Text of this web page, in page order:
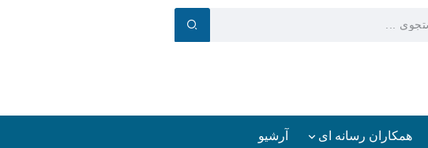
همکاران رسانه ای آرشیو